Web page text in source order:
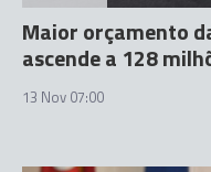
Maior orçamento
ascende a 128
13 Nov 07:00